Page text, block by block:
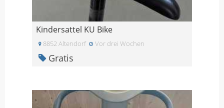
Kindersattel KU Bike
8852 Altendorf Vor drei Wochen
Gratis